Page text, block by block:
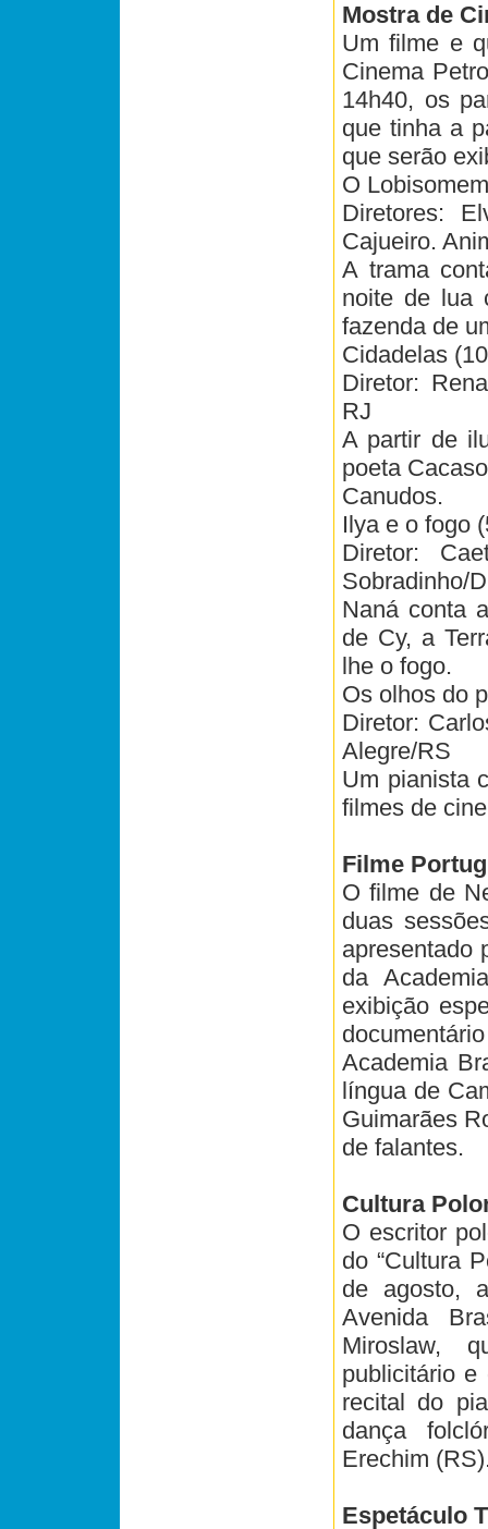
Mostra de
Um filme e
Cinema
14h40, os
que tinha a
que serão
O
Diretores:
Cajueiro.
A trama
noite de lua
fazenda de
Cidadelas
Diretor:
RJ
A partir de
poeta
Canudos.
Ilya e o fogo
Diretor:
Sobradinho/
Naná conta
de Cy, a
lhe o fogo.
Os olhos do
Diretor:
Alegre/RS
Um pianista
filmes de
Filme
O filme de
duas
apresentado
da
exibição
Academia
língua de
Guimarães
de falantes.
Cultura
O escritor
do “Cultura
de agosto,
Avenida
Miroslaw,
publicitário e
recital do
dança
Erechim
Espetáculo